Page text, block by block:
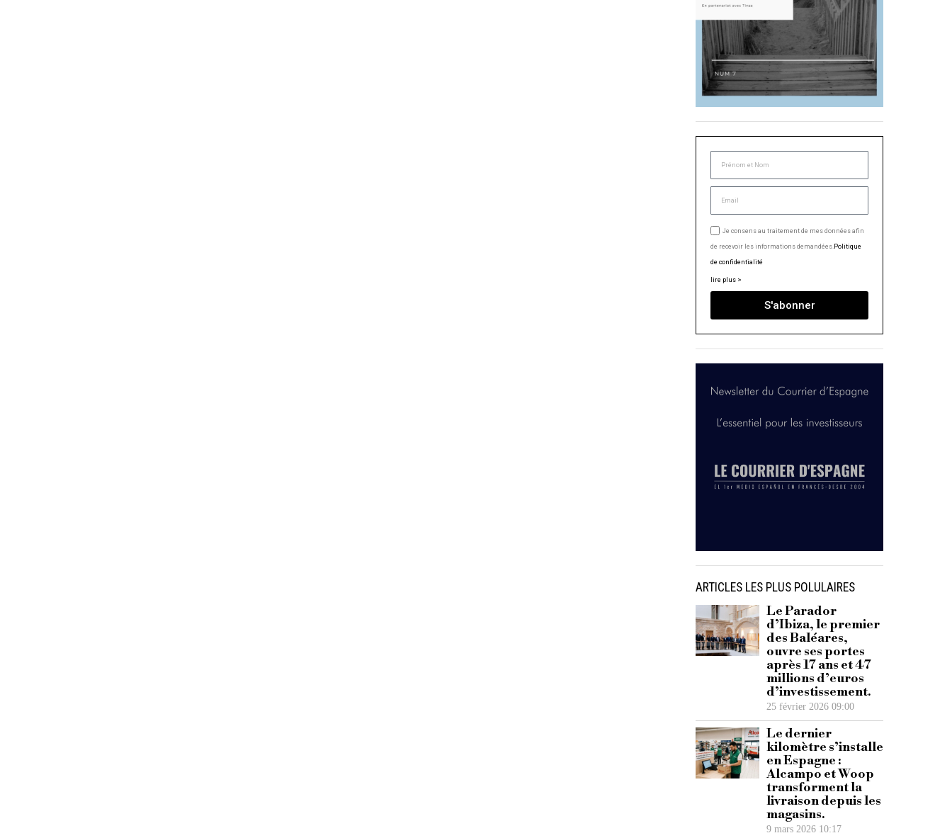
Je consens au traitement de mes données afin
de recevoir les informations demandées.Politique
de confidentialité
lire plus >
S'abonner
ARTICLES LES PLUS POLULAIRES
Le Parador
d’Ibiza, le premier
des Baléares,
ouvre ses portes
après 17 ans et 47
millions d’euros
d’investissement.
25 février 2026 09:00
Le dernier
kilomètre s’installe
en Espagne :
Alcampo et Woop
transforment la
livraison depuis les
magasins.
9 mars 2026 10:17